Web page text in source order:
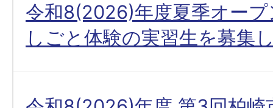
令和8(2026)年度夏季オー
しごと体験の実習生を募集